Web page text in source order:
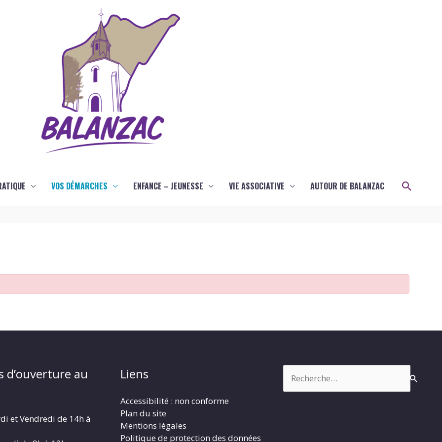
VOS DÉMARCHES ENFANCE – JEUNESSE VIE ASSOCIATIVE AUTOUR DE BALANZAC
d’ouverture au
et Vendredi de 14h à
Liens
Accessibilité : non conforme
Plan du site
Mentions légales
Politique de protection des données